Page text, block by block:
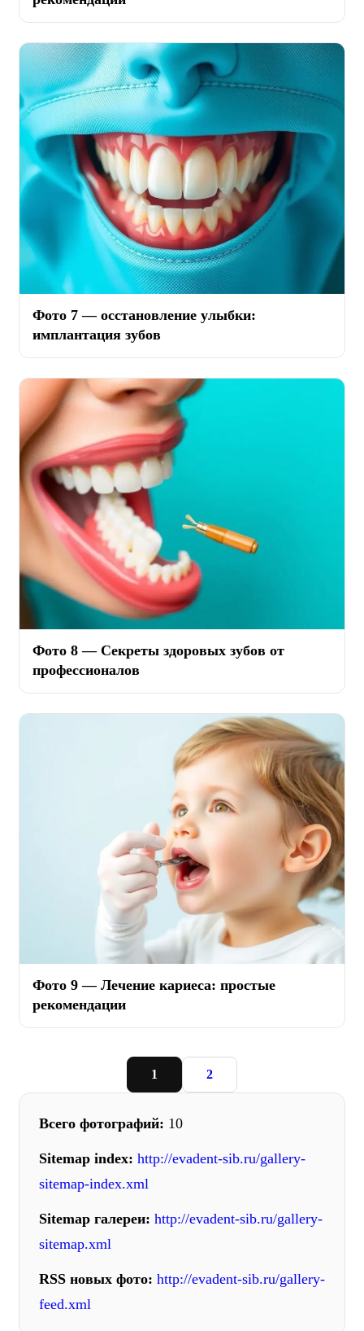
Фото 7 — осстановление улыбки:
имплантация зубов
Фото 8 — Секреты здоровых зубов от
профессионалов
Фото 9 — Лечение кариеса: простые
рекомендации
1 2
Всего фотографий: 10
Sitemap index: http://evadent-sib.ru/gallery-
sitemap-index.xml
Sitemap галереи: http://evadent-sib.ru/gallery-
sitemap.xml
RSS новых фото: http://evadent-sib.ru/gallery-
feed.xml